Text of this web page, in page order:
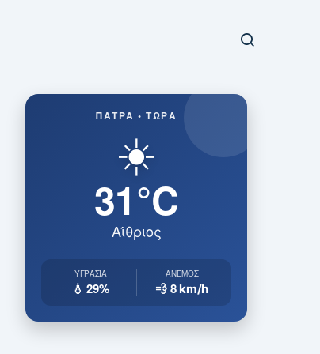
ΠΆΤΡΑ • ΤΏΡΑ
☀️
31°C
Αίθριος
ΥΓΡΑΣΊΑ
💧 29%
ΆΝΕΜΟΣ
💨 8km/h